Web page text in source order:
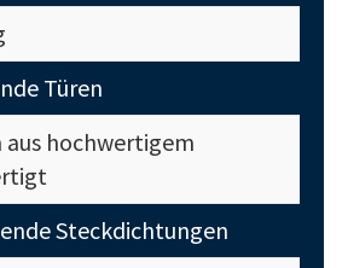
Türen
aus hochwertigem
Steckdichtungen